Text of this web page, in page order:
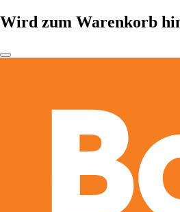
Wird zum Warenkorb